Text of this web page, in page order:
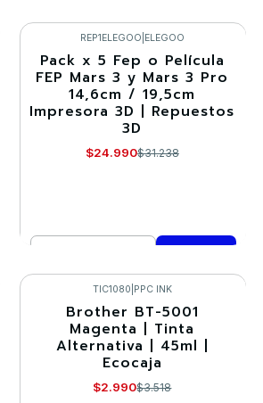
Comprar ahora
-20%
REP1ELEGOO ELEGOO
Pack x 5 Fep o Película
FEP Mars 3 y Mars 3 Pro
14,6cm / 19,5cm
Impresora 3D | Repuestos
3D
$24.990$31.238
Comprar ahora
-15%
TIC1080 PPC INK
Brother BT-5001
Magenta | Tinta
Alternativa | 45ml |
Ecocaja
$2.990$3.518